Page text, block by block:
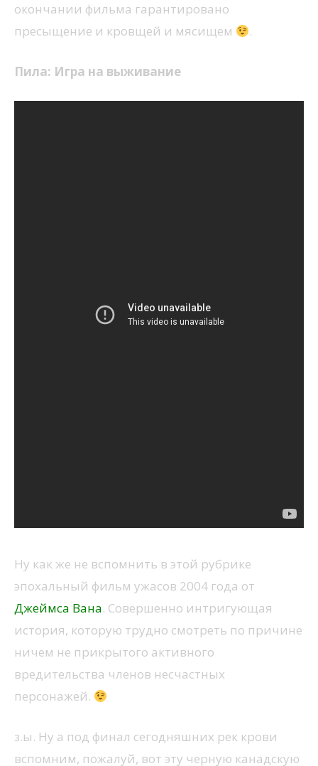
окончании фильма гарантировано
пресыщение и кровщей и мясищем
.
Пила: Игра на выживание
Ну как же не вспомнить в этой рубрике
эпохальный фильм ужасов 2004 года от
Джеймса Вана. Совершенно интригующая
история, которую трудно смотреть по причине
ничем не прикрытого активного
вредительства членов несчастных
персонажей.
з.ы. Ну а под финал сегодняшних рек крови
вспомним, пожалуй, вот эту черную канадскую